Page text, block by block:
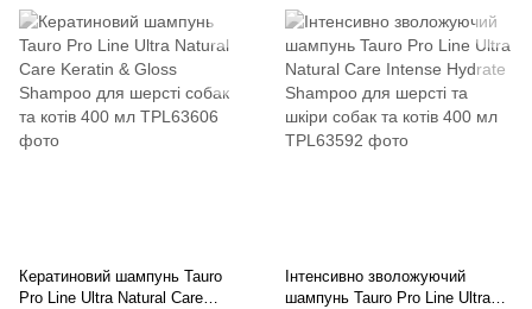
Кератиновий шампунь Tauro
Pro Line Ultra Natural Care
Інтенсивно зволожуючий
шампунь Tauro Pro Line Ultra